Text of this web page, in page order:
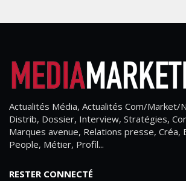
Actualités Média, Actualités Com/Market/
Distrib, Dossier, Interview, Stratégies,
Marques avenue, Relations presse, Créa,
People, Métier, Profil...
RESTER CONNECTÉ